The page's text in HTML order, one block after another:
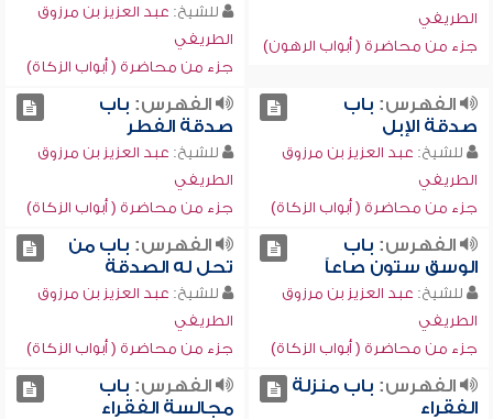
الطريفي
جزء من محاضرة ( أبواب الرهون)
للشيخ: عبد العزيز بن مرزوق
الطريفي
جزء من محاضرة ( أبواب الزكاة)
الفهرس: باب
صدقة الإبل
للشيخ: عبد العزيز بن مرزوق
الطريفي
جزء من محاضرة ( أبواب الزكاة)
الفهرس: باب
صدقة الفطر
للشيخ: عبد العزيز بن مرزوق
الطريفي
جزء من محاضرة ( أبواب الزكاة)
الفهرس: باب
الوسق ستون صاعاً
للشيخ: عبد العزيز بن مرزوق
الطريفي
جزء من محاضرة ( أبواب الزكاة)
الفهرس: باب من
تحل له الصدقة
للشيخ: عبد العزيز بن مرزوق
الطريفي
جزء من محاضرة ( أبواب الزكاة)
الفهرس: باب منزلة
الفقراء
الفهرس: باب
مجالسة الفقراء